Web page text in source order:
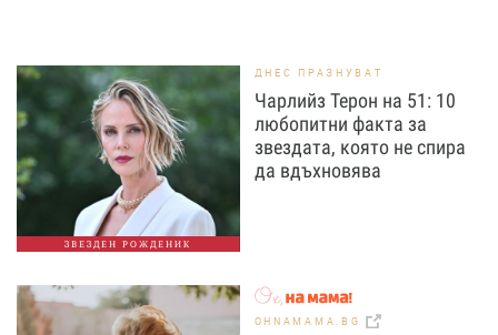
ЗВЕЗДЕН РОЖДЕНИК
ДНЕС ПРАЗНУВАТ
Чарлийз Терон на 51: 10
любопитни факта за
звездата, която не спира
да вдъхновява
OHNAMAMA.BG